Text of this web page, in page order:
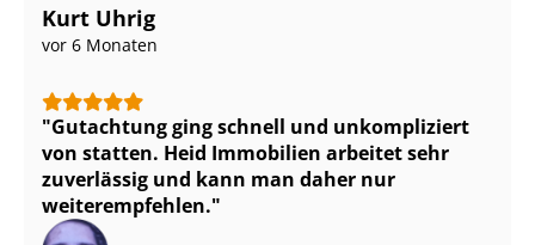
Kurt Uhrig
vor 6 Monaten
Gutachtung ging schnell und unkompliziert
von statten. Heid Immobilien arbeitet sehr
zuverlässig und kann man daher nur
weiterempfehlen.